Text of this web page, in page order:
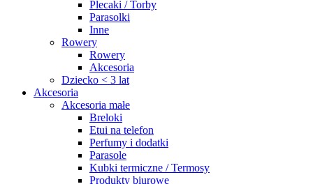
Plecaki / Torby
Parasolki
Inne
Rowery
Rowery
Akcesoria
Dziecko < 3 lat
Akcesoria
Akcesoria małe
Breloki
Etui na telefon
Perfumy i dodatki
Parasole
Kubki termiczne / Termosy
Produkty biurowe